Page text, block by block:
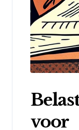
voor